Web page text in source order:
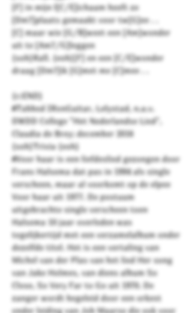
[F] in mijn l[C/E]ichaam heeft ze
[Dm7]plaats gemaakt voor tw[G]ee . .
[C] maar wie [G/B]weet een [Am]wonder
uit te [Am7/G]leggen
{soh}Rall. {eoh}[F] en een [C/E]wonder
draag [Dm7]ik [G]met me [C]mee . .
{c:END}
#Tabbed IRonGuitar, Lelystad, n.a.v.
DWDD College "Het Nederlandse Lied",
Claudia de Brey; december 2016
{soh}Trivia {eoh}
#Voor haar is een liefdeslied gezongen door
Frans Halsema dat pas in 1994 als single
verscheen, maar al voorkomt op de elpee
Voor haar uit 1977. De postuum
uitgebrachte single verscheen toen
Halsema 10 jaar overleden was
tegelijkertijd met een verzamelalbum onder
dezelfde titel. Het is een vertaling van
Michel van der Plas van het lied Her song
van Jake Holmes, van diens album So
Close, So Very Far to Go uit 1970. De
zanger wordt begeleid door een orkest
onder leiding van Job Maarse die ook voor